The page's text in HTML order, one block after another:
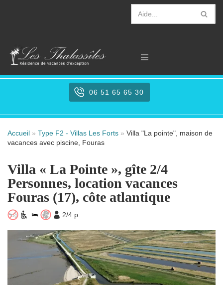
contenu
06 51 65 65 30
Accueil » Type F2 - Villas Les Forts » Villa "La pointe", maison de
vacances avec piscine, Fouras
Villa « La Pointe », gîte 2/4
Personnes, location vacances
Fouras (17), côte atlantique